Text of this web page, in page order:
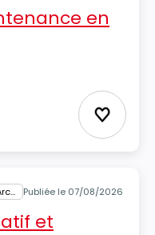
en
Ajouter
BTP / Matériaux de construction / Architecture Publiée le 07/08/2026
et